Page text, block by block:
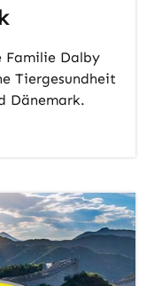
Familie Dalby
Tiergesundheit
Dänemark.